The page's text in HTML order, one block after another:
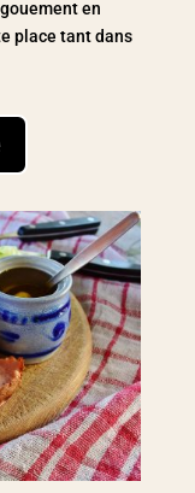
en
place tant dans